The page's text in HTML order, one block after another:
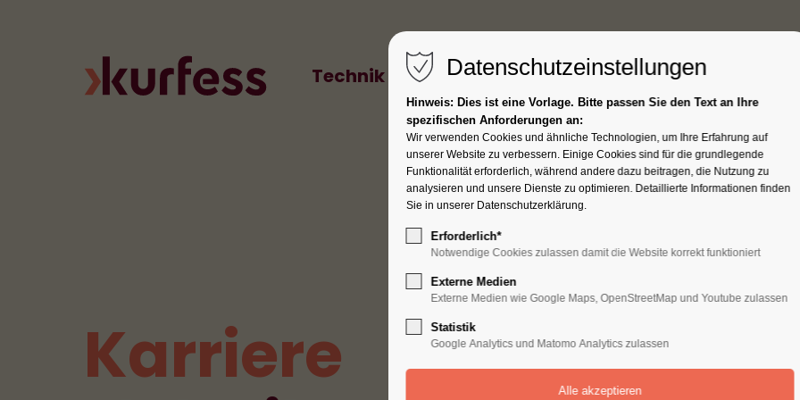
Kurfess: Ihr Gebäude. Unsere Technik.
Technik Service Unternehmen
Karriere
Datenschutzeinstellungen
Hinweis: Dies ist eine Vorlage. Bitte passen Sie den Text an Ihre
spezifischen Anforderungen an:
Wir verwenden Cookies und ähnliche Technologien, um Ihre Erfahrung auf
unserer Website zu verbessern. Einige Cookies sind für die grundlegende
Funktionalität erforderlich, während andere dazu beitragen, die Nutzung zu
analysieren und unsere Dienste zu optimieren. Detaillierte Informationen finden
Sie in unserer Datenschutzerklärung.
Erforderlich*
Notwendige Cookies zulassen damit die Website korrekt funktioniert
Externe Medien
Externe Medien wie Google Maps, OpenStreetMap und Youtube zulassen
Statistik
Google Analytics und Matomo Analytics zulassen